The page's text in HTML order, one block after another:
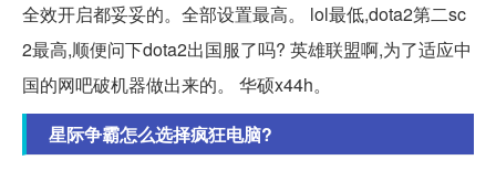
全效开启都妥妥的。全部设置最高。 lol最低,dota2第二sc
2最高,顺便问下dota2出国服了吗? 英雄联盟啊,为了适应中
国的网吧破机器做出来的。 华硕x44h。
星际争霸怎么选择疯狂电脑?